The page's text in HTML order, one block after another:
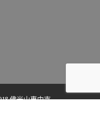
佛光山惠中寺